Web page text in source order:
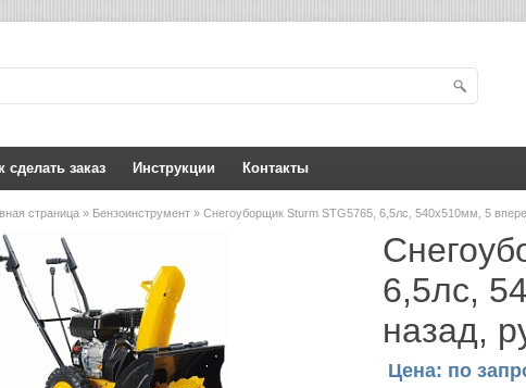
сделать заказ Инструкции Контакты
страница » Бензоинструмент » Снегоуборщик Sturm STG5765, 6,5лс, 540х510мм, 5
6,5лс,
назад,
Цена: по